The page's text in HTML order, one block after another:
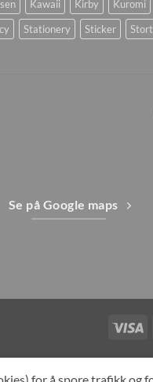
Kawaii Kirby Kuromi
Stationery Sticker
Se på Google maps